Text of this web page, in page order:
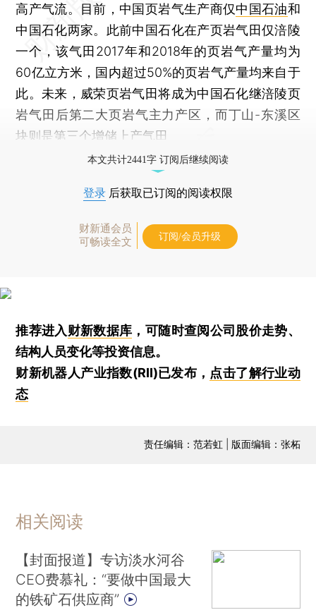
高产气流。目前，中国页岩气生产商仅中国石油和
中国石化两家。此前中国石化在产页岩气田仅涪陵
一个，该气田2017年和2018年的页岩气产量均为
60亿立方米，国内超过50%的页岩气产量均来自于
此。未来，威荣页岩气田将成为中国石化继涪陵页
岩气田后第二大页岩气主力产区，而丁山-东溪区
块则是第三个增储上产气田
本文共计2441字 订阅后继续阅读
登录 后获取已订阅的阅读权限
财新通会员
可畅读全文
订阅/会员升级
推荐进入财新数据库 ，可随时查阅公司股价走势、
结构人员变化等投资信息。
财新机器人产业指数(RII)已发布， 点击了解行业动
态
责任编辑：范若虹 | 版面编辑：张柘
相关阅读
【封面报道】专访淡水河谷
CEO费慕礼：“要做中国最大
的铁矿石供应商”